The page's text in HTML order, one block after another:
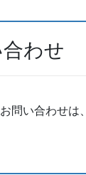
わせ
問い合わせ